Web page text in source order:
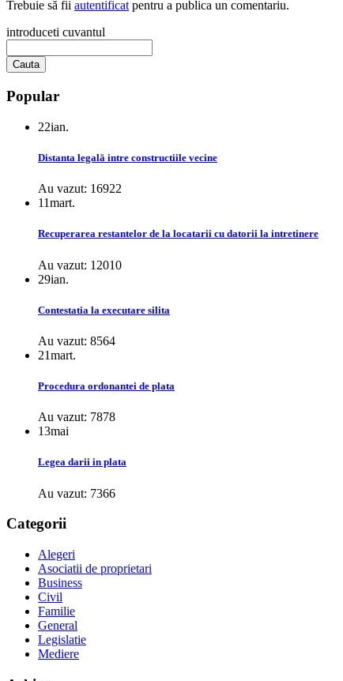
Trebuie să fii autentificatpentru a publica un comentariu.
introduceti cuvantul
Popular
22ian.
Distanta legală intre constructiile vecine
Au vazut: 16922
11mart.
Recuperarea restantelor de la locatarii cu datorii la intretinere
Au vazut: 12010
29ian.
Contestatia la executare silita
Au vazut: 8564
21mart.
Procedura ordonantei de plata
Au vazut: 7878
13mai
Legea darii in plata
Au vazut: 7366
Categorii
Alegeri
Asociatii de proprietari
Business
Civil
Familie
General
Legislatie
Mediere